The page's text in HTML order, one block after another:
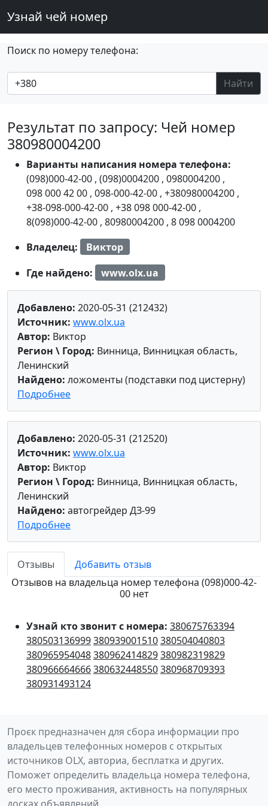
Узнай чей номер
Поиск по номеру телефона:
Найти
Результат по запросу: Чей номер
380980004200
Варианты написания номера телефона:
(098)000-42-00 , (098)0004200 , 0980004200 ,
098 000 42 00 , 098-000-42-00 , +380980004200 ,
+38-098-000-42-00 , +38 098 000-42-00 ,
8(098)000-42-00 , 80980004200 , 8 098 0004200
Владелец:
Виктор
Где найдено:
www.olx.ua
Добавлено: 2020-05-31 (212432)
Источник: www.olx.ua
Автор: Виктор
Регион \ Город: Винница, Винницкая область,
Ленинский
Найдено: ложоменты (подставки под цистерну)
Подробнее
Добавлено: 2020-05-31 (212520)
Источник: www.olx.ua
Автор: Виктор
Регион \ Город: Винница, Винницкая область,
Ленинский
Найдено: автогрейдер ДЗ-99
Подробнее
Отзывы
Добавить отзыв
Отзывов на владельца номер телефона (098)000-42-
00 нет
Узнай кто звонит с номера: 380675763394
380503136999380939001510380504040803
380965954048380962414829380982319829
380966664666380632448550380968709393
380931493124
Проєк предназначен для сбора информации про
владельцев телефонных номеров с открытых
источников OLX, авториа, бесплатка и других.
Поможет определить владельца номера телефона,
его место проживания, активность на популярных